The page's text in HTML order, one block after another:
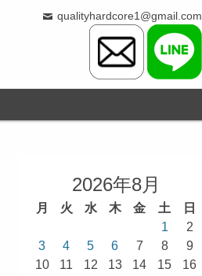
qualityhardcore1@gmail.com
2026年8月
月 火 水 木 金 土
日
1
2
3
4 5 6 7 8
9
10
11 12 13 14 15
16